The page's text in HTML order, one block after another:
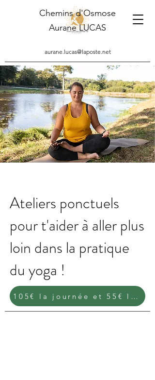
Chemins d'Osmose
Aurane LUCAS
aurane.lucas@laposte.net
Ateliers ponctuels
pour t'aider à aller plus
loin dans la pratique
du yoga !
105€ la journée et 55€ la